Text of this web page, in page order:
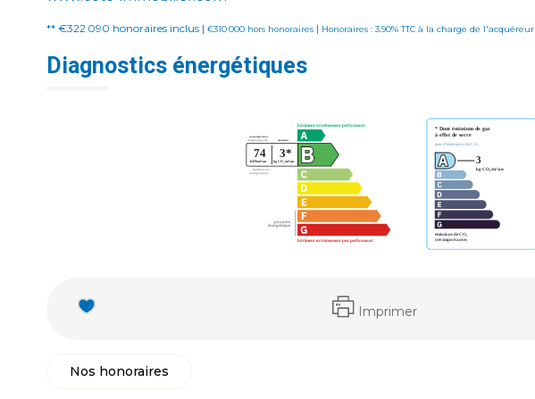
** €322 090 honoraires inclus | €310 000 hors honoraires | Honoraires : 3.90% TTC à la charge de l'acquéreur
Diagnostics énergétiques
Imprimer
Nos honoraires